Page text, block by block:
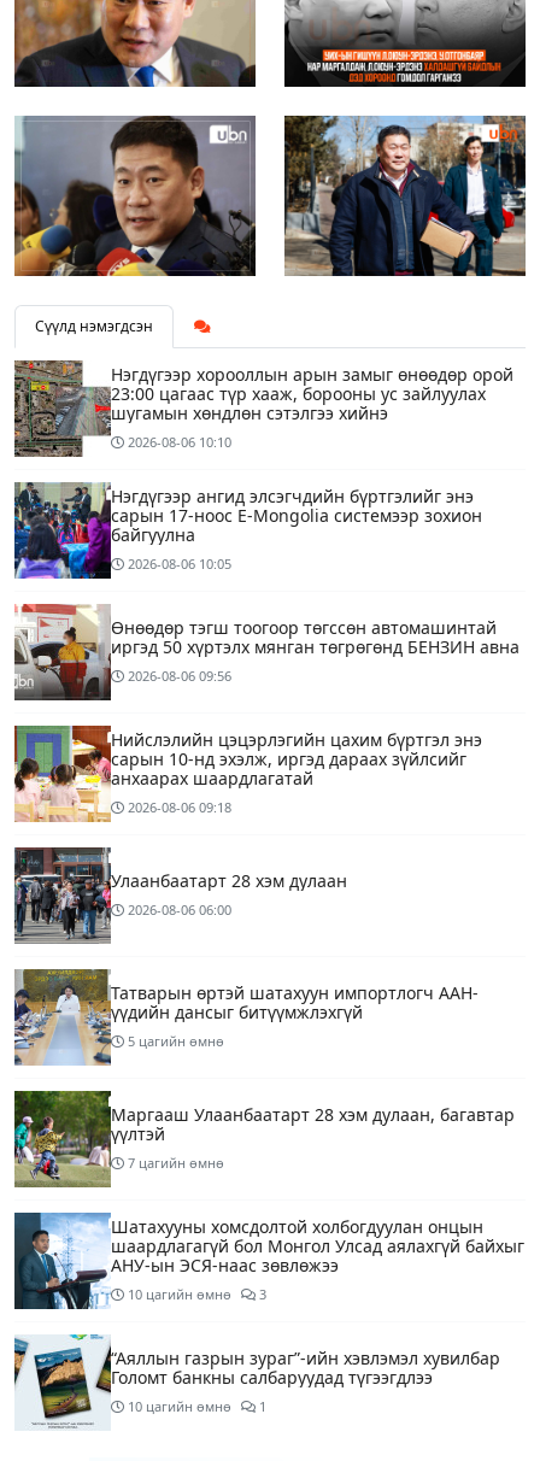
Сүүлд нэмэгдсэн
Нэгдүгээр хорооллын арын замыг өнөөдөр орой
23:00 цагаас түр хааж, борооны ус зайлуулах
шугамын хөндлөн сэтэлгээ хийнэ
2026-08-06 10:10
Нэгдүгээр ангид элсэгчдийн бүртгэлийг энэ
сарын 17-ноос E-Mongolia системээр зохион
байгуулна
2026-08-06 10:05
Өнөөдөр тэгш тоогоор төгссөн автомашинтай
иргэд 50 хүртэлх мянган төгрөгөнд БЕНЗИН авна
2026-08-06 09:56
Нийслэлийн цэцэрлэгийн цахим бүртгэл энэ
сарын 10-нд эхэлж, иргэд дараах зүйлсийг
анхаарах шаардлагатай
2026-08-06 09:18
Улаанбаатарт 28 хэм дулаан
2026-08-06 06:00
Татварын өртэй шатахуун импортлогч ААН-
үүдийн дансыг битүүмжлэхгүй
5 цагийн өмнө
Маргааш Улаанбаатарт 28 хэм дулаан, багавтар
үүлтэй
7 цагийн өмнө
Шатахууны хомсдолтой холбогдуулан онцын
шаардлагагүй бол Монгол Улсад аялахгүй байхыг
АНУ-ын ЭСЯ-наас зөвлөжээ
10 цагийн өмнө 3
“Аяллын газрын зураг”-ийн хэвлэмэл хувилбар
Голомт банкны салбаруудад түгээгдлээ
10 цагийн өмнө 1